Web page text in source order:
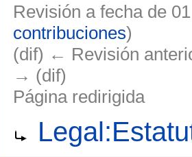
Revisión a fecha de
contribuciones)
(dif) ← Revisión
→ (dif)
Página redirigida